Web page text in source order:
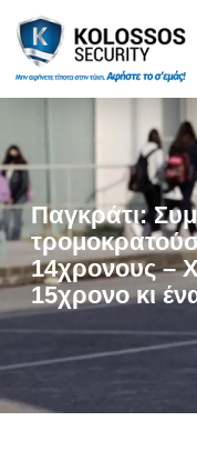
Παγκράτι:
14χρονους –
15χρονο κι